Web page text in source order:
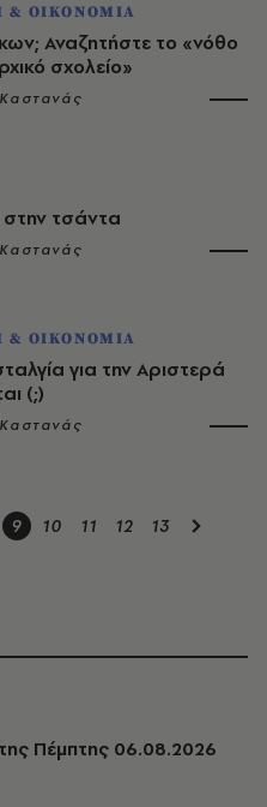
& ΟΙΚΟΝΟΜΙΑ
Αναζητήστε το «νόθο
σχολείο»
στην τσάντα
& ΟΙΚΟΝΟΜΙΑ
για την Αριστερά
(;)
9 10 11 12 13
Πέμπτης 06.08.2026